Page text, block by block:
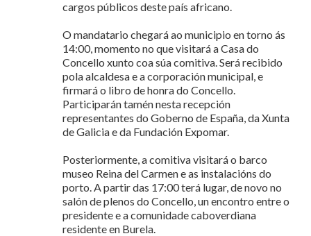
cargos públicos deste país africano.
O mandatario chegará ao municipio en torno ás
14:00, momento no que visitará a Casa do
Concello xunto coa súa comitiva. Será recibido
pola alcaldesa e a corporación municipal, e
firmará o libro de honra do Concello.
Participarán tamén nesta recepción
representantes do Goberno de España, da Xunta
de Galicia e da Fundación Expomar.
Posteriormente, a comitiva visitará o barco
museo Reina del Carmen e as instalacións do
porto. A partir das 17:00 terá lugar, de novo no
salón de plenos do Concello, un encontro entre o
presidente e a comunidade caboverdiana
residente en Burela.